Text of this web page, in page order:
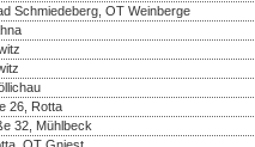
Schmiedeberg, OT Weinberge
26, Rotta
32, Mühlbeck
OT Gniest